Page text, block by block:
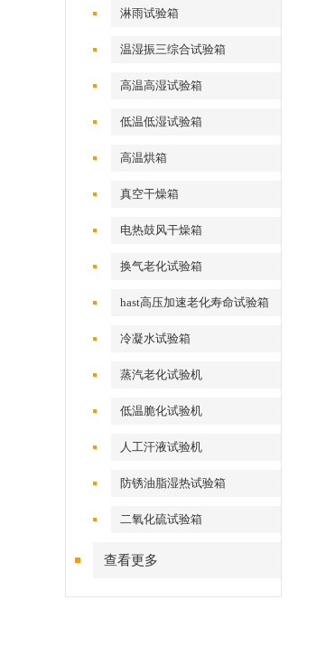
淋雨试验箱
温湿振三综合试验箱
高温高湿试验箱
低温低湿试验箱
高温烘箱
真空干燥箱
电热鼓风干燥箱
换气老化试验箱
hast高压加速老化寿命试验箱
冷凝水试验箱
蒸汽老化试验机
低温脆化试验机
人工汗液试验机
防锈油脂湿热试验箱
二氧化硫试验箱
查看更多